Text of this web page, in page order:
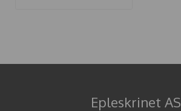
Epleskrinet AS